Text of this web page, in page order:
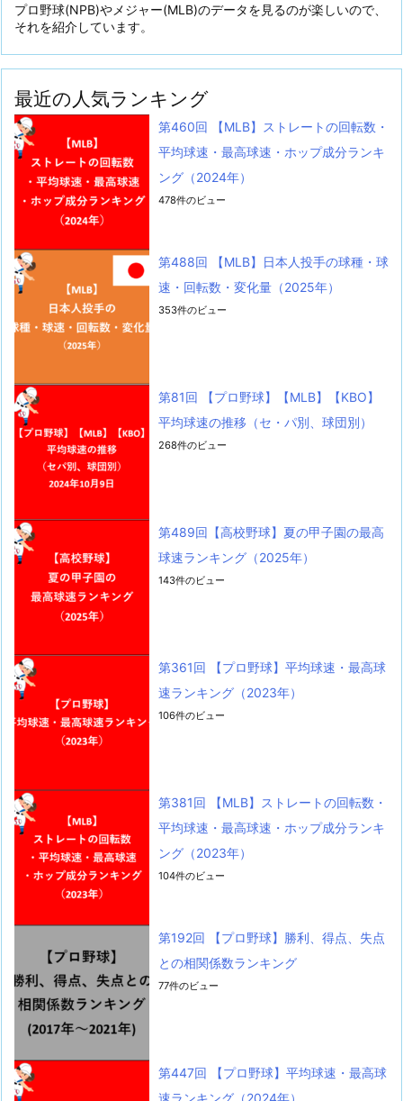
プロ野球(NPB)やメジャー(MLB)のデータを見るのが楽しいので、
それを紹介しています。
最近の人気ランキング
第460回 【MLB】ストレートの回転数・
平均球速・最高球速・ホップ成分ランキ
ング（2024年）
478件のビュー
第488回 【MLB】日本人投手の球種・球
速・回転数・変化量（2025年）
353件のビュー
第81回 【プロ野球】【MLB】【KBO】
平均球速の推移（セ・パ別、球団別）
268件のビュー
第489回【高校野球】夏の甲子園の最高
球速ランキング（2025年）
143件のビュー
第361回 【プロ野球】平均球速・最高球
速ランキング（2023年）
106件のビュー
第381回 【MLB】ストレートの回転数・
平均球速・最高球速・ホップ成分ランキ
ング（2023年）
104件のビュー
第192回 【プロ野球】勝利、得点、失点
との相関係数ランキング
77件のビュー
第447回 【プロ野球】平均球速・最高球
速ランキング（2024年）